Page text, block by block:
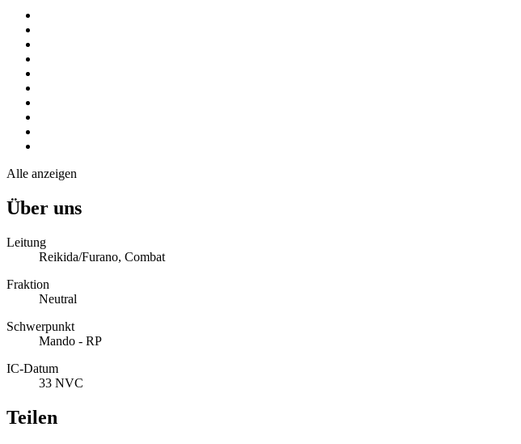
Alle anzeigen
Über uns
Leitung
Reikida/Furano, Combat
Fraktion
Neutral
Schwerpunkt
Mando - RP
IC-Datum
33 NVC
Teilen